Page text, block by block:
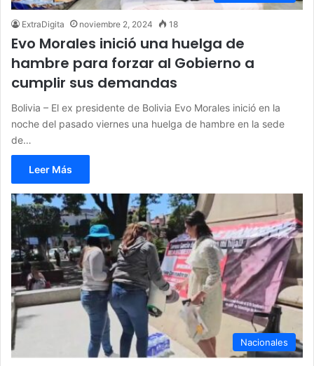
ExtraDigita noviembre 2, 2024 18
Evo Morales inició una huelga de
hambre para forzar al Gobierno a
cumplir sus demandas
Bolivia – El ex presidente de Bolivia Evo Morales inició en la
noche del pasado viernes una huelga de hambre en la sede
de…
Leer Más
Nacionales